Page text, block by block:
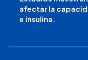
afectar la
e insulina.